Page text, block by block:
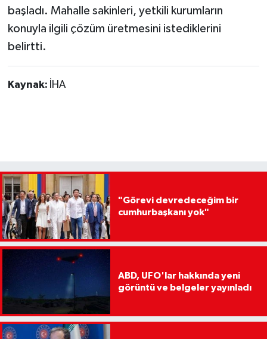
başladı. Mahalle sakinleri, yetkili kurumların
konuyla ilgili çözüm üretmesini istediklerini
belirtti.
Kaynak: İHA
"Görevi devredeceğim bir
cumhurbaşkanı yok"
ABD, UFO'lar hakkında yeni
görüntü ve belgeler yayınladı